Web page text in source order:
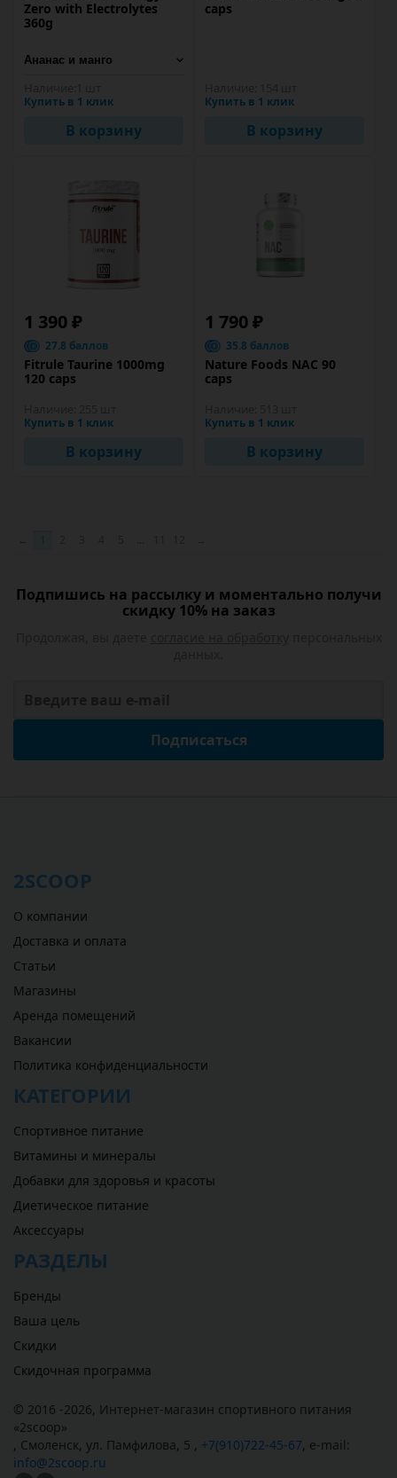
Zero with Electrolytes
360g
Купить в 1 клик
В корзину
caps
Купить в 1 клик
В корзину
1 390 ₽
27.8 баллов
Fitrule Taurine 1000mg
120 caps
Купить в 1 клик
В корзину
1 790 ₽
35.8 баллов
Nature Foods NAC 90
caps
Купить в 1 клик
В корзину
Подпишись на рассылку и моментально получи
скидку 10% на заказ
Подписаться
2SCOOP
О компании
Доставка и оплата
Статьи
Магазины
Аренда помещений
Вакансии
Политика конфиденциальности
КАТЕГОРИИ
Спортивное питание
Витамины и минералы
Добавки для здоровья и красоты
Диетическое питание
Аксессуары
РАЗДЕЛЫ
Бренды
Ваша цель
Скидки
Скидочная программа
© 2016 -2026, Интернет-магазин спортивного питания
«2scoop»
, Смоленск, ул. Памфилова, 5 , +7(910)722-45-67, e-mail:
info@2scoop.ru